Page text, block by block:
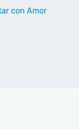
con Amor